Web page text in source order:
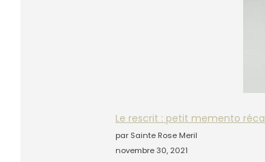
Le rescrit : petit memento
par Sainte Rose Meril
novembre 30, 2021